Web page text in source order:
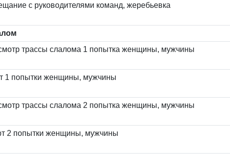
с руководителями команд, жеребьевка
трассы слалома 1 попытка женщины, мужчины
1 попытки женщины, мужчины
трассы слалома 2 попытка женщины, мужчины
2 попытки женщины, мужчины